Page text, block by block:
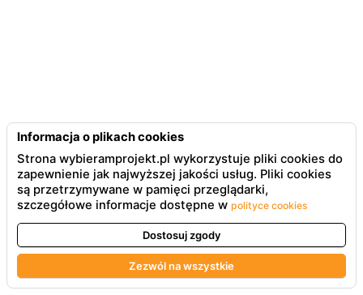
Informacja o plikach cookies
Strona wybieramprojekt.pl wykorzystuje pliki cookies do
zapewnienie jak najwyższej jakości usług. Pliki cookies
są przetrzymywane w pamięci przeglądarki,
szczegółowe informacje dostępne w polityce cookies
Dostosuj zgody
Zezwól na wszystkie